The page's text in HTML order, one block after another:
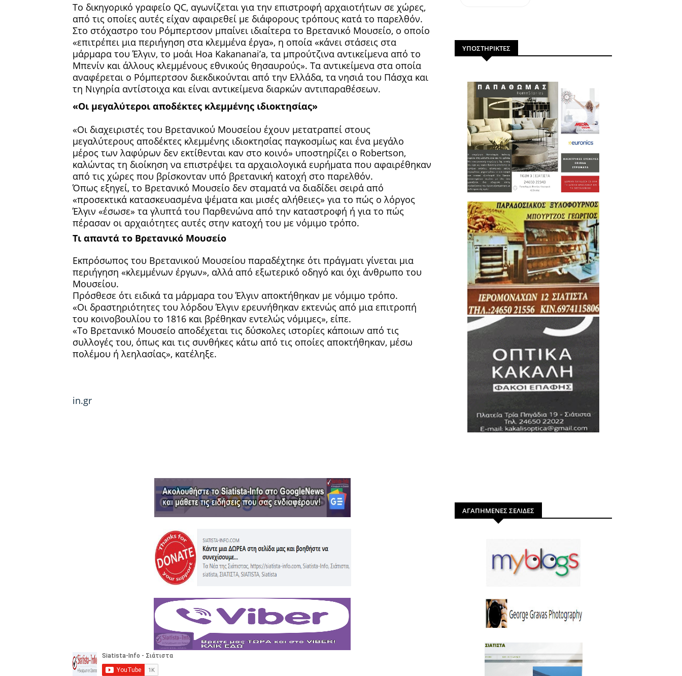
Το δικηγορικό γραφείο QC, αγωνίζεται για την επιστροφή αρχαιοτήτων σε χώρες,
από τις οποίες αυτές είχαν αφαιρεθεί με διάφορους τρόπους κατά το παρελθόν.
Στο στόχαστρο του Ρόμπερτσον μπαίνει ιδιαίτερα το Βρετανικό Μουσείο, ο οποίο
«επιτρέπει μια περιήγηση στα κλεμμένα έργα», η οποία «κάνει στάσεις στα
μάρμαρα του Έλγιν, το μοάι Hoa Kakananai’a, τα μπρούτζινα αντικείμενα από το
Μπενίν και άλλους κλεμμένους εθνικούς θησαυρούς». Τα αντικείμενα στα οποία
αναφέρεται ο Ρόμπερτσον διεκδικούνται από την Ελλάδα, τα νησιά του Πάσχα και
τη Νιγηρία αντίστοιχα και είναι αντικείμενα διαρκών αντιπαραθέσεων.
«Οι μεγαλύτεροι αποδέκτες κλεμμένης ιδιοκτησίας»
«Οι διαχειριστές του Βρετανικού Μουσείου έχουν μετατραπεί στους
μεγαλύτερους αποδέκτες κλεμμένης ιδιοκτησίας παγκοσμίως και ένα μεγάλο
μέρος των λαφύρων δεν εκτίθενται καν στο κοινό» υποστηρίζει ο Robertson,
καλώντας τη διοίκηση να επιστρέψει τα αρχαιολογικά ευρήματα που αφαιρέθηκαν
από τις χώρες που βρίσκονταν υπό βρετανική κατοχή στο παρελθόν.
Όπως εξηγεί, το Βρετανικό Μουσείο δεν σταματά να διαδίδει σειρά από
«προσεκτικά κατασκευασμένα ψέματα και μισές αλήθειες» για το πώς ο λόργος
Έλγιν «έσωσε» τα γλυπτά του Παρθενώνα από την καταστροφή ή για το πώς
πέρασαν οι αρχαιότητες αυτές στην κατοχή του με νόμιμο τρόπο.
Τι απαντά το Βρετανικό Μουσείο
Εκπρόσωπος του Βρετανικού Μουσείου παραδέχτηκε ότι πράγματι γίνεται μια
περιήγηση «κλεμμένων έργων», αλλά από εξωτερικό οδηγό και όχι άνθρωπο του
Μουσείου.
Πρόσθεσε ότι ειδικά τα μάρμαρα του Έλγιν αποκτήθηκαν με νόμιμο τρόπο.
«Οι δραστηριότητες του λόρδου Έλγιν ερευνήθηκαν εκτενώς από μια επιτροπή
του κοινοβουλίου το 1816 και βρέθηκαν εντελώς νόμιμες», είπε.
«Το Βρετανικό Μουσείο αποδέχεται τις δύσκολες ιστορίες κάποιων από τις
συλλογές του, όπως και τις συνθήκες κάτω από τις οποίες αποκτήθηκαν, μέσω
πολέμου ή λεηλασίας», κατέληξε.
in.gr
ΥΠΟΣΤΗΡΙΚΤΕΣ
ΑΓΑΠΗΜΕΝΕΣ ΣΕΛΙΔΕΣ